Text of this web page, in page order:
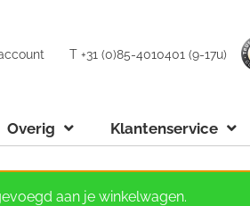
T +31 (0)85-4010401 (9-17u)
Overig Klantenservice
aan je winkelwagen.